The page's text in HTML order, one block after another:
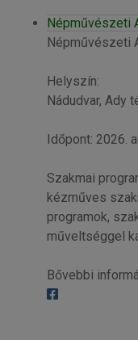
Népművészeti
Népművészeti
Helyszín:
Nádudvar, Ady
Időpont: 2026.
Szakmai
kézműves
programok,
műveltséggel
Bővebbi